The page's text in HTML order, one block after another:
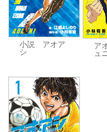
小説 アオア
シ
ア
ュ